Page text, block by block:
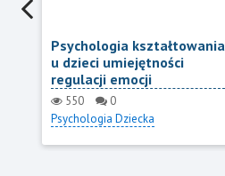
Psychologia kształtowania
u dzieci umiejętności
regulacji emocji
550
0
Psychologia Dziecka